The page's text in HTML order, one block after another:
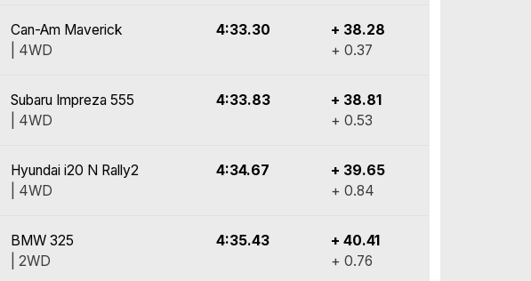
Can-Am Maverick
| 4WD
4:33.30
+ 38.28
+ 0.37
Subaru Impreza 555
| 4WD
4:33.83
+ 38.81
+ 0.53
Hyundai i20 N Rally2
| 4WD
4:34.67
+ 39.65
+ 0.84
BMW 325
| 2WD
4:35.43
+ 40.41
+ 0.76